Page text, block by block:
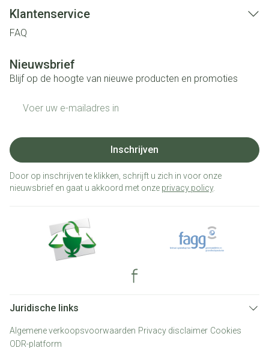
Klantenservice
FAQ
Nieuwsbrief
Blijf op de hoogte van nieuwe producten en promoties
Inschrijven
Door op inschrijven te klikken, schrijft u zich in voor onze
nieuwsbrief en gaat u akkoord met onze privacy policy.
Juridische links
Algemene verkoopsvoorwaarden Privacy disclaimer Cookies
ODR-platform